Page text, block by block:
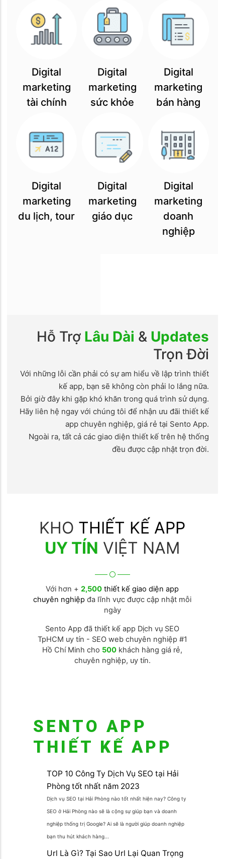
Digital
marketing
tài chính
Digital
marketing
sức khỏe
Digital
marketing
bán hàng
Digital
marketing
du lịch, tour
Digital
marketing
giáo dục
Digital
marketing
doanh
nghiệp
Hỗ Trợ Lâu Dài & Updates
Trọn Đời
Với những lỗi cần phải có sự am hiểu về lập trình thiết
kế app, bạn sẽ không còn phải lo lắng nữa.
Bởi giờ đây khi gặp khó khăn trong quá trình sử dụng.
Hãy liên hệ ngay với chúng tôi để nhận ưu đãi thiết kế
app chuyên nghiệp, giá rẻ tại Sento App.
Ngoài ra, tất cả các giao diện thiết kế trên hệ thống
đều được cập nhật trọn đời.
KHO THIẾT KẾ APP
UY TÍN VIỆT NAM
Với hơn +2,500 thiết kế giao diện app
chuyên nghiệp đa lĩnh vực được cập nhật mỗi
ngày
Sento App đã thiết kế app Dịch vụ SEO
TpHCM uy tín - SEO web chuyên nghiệp #1
Hồ Chí Minh cho 500 khách hàng giá rẻ,
chuyên nghiệp, uy tín.
SENTO APP
THIẾT KẾ APP
TOP 10 Công Ty Dịch Vụ SEO tại Hải
Phòng tốt nhất năm 2023
Dịch vụ SEO tại Hải Phòng nào tốt nhất hiện nay? Công ty
SEO ở Hải Phòng nào sẽ là cộng sự giúp bạn và doanh
nghiệp thống trị Google? Ai sẽ là người giúp doanh nghiệp
bạn thu hút khách hàng...
Url Là Gì? Tại Sao Url Lại Quan Trọng